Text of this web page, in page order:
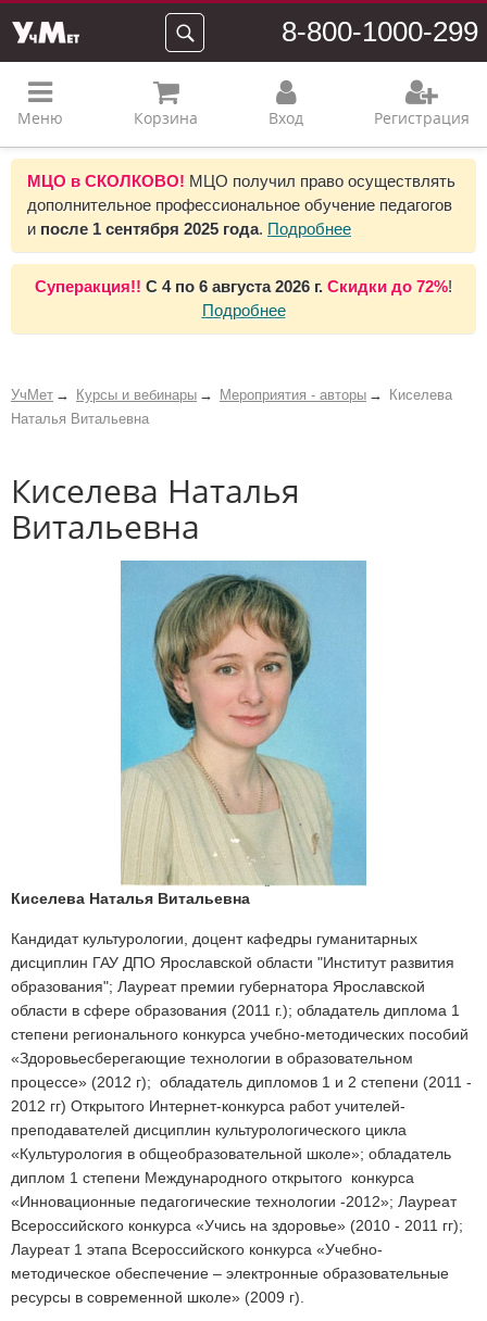
8-800-1000-299
Меню Корзина Вход Регистрация
МЦО в СКОЛКОВО! МЦО получил право осуществлять
дополнительное профессиональное обучение педагогов
и после 1 сентября 2025 года. Подробнее
Суперакция!! С 4 по 6 августа 2026 г. Скидки до 72%!
Подробнее
УчМет Курсы и вебинары Мероприятия - авторы
Киселева
Наталья Витальевна
Киселева Наталья
Витальевна
Киселева Наталья Витальевна
Кандидат культурологии, доцент кафедры гуманитарных
дисциплин ГАУ ДПО Ярославской области "Институт развития
образования"; Лауреат премии губернатора Ярославской
области в сфере образования (2011 г.); обладатель диплома 1
степени регионального конкурса учебно-методических пособий
«Здоровьесберегающие технологии в образовательном
процессе» (2012 г); обладатель дипломов 1 и 2 степени (2011 -
2012 гг) Открытого Интернет-конкурса работ учителей-
преподавателей дисциплин культурологического цикла
«Культурология в общеобразовательной школе»; обладатель
диплом 1 степени Международного открытого конкурса
«Инновационные педагогические технологии -2012»; Лауреат
Всероссийского конкурса «Учись на здоровье» (2010 - 2011 гг);
Лауреат 1 этапа Всероссийского конкурса «Учебно-
методическое обеспечение – электронные образовательные
ресурсы в современной школе» (2009 г).